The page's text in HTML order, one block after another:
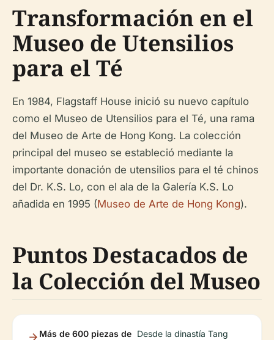
Transformación en el
Museo de Utensilios
para el Té
En 1984, Flagstaff House inició su nuevo capítulo
como el Museo de Utensilios para el Té, una rama
del Museo de Arte de Hong Kong. La colección
principal del museo se estableció mediante la
importante donación de utensilios para el té chinos
del Dr. K.S. Lo, con el ala de la Galería K.S. Lo
añadida en 1995 (Museo de Arte de Hong Kong).
Puntos Destacados de
la Colección del Museo
Más de 600 piezas de Desde la dinastía Tang